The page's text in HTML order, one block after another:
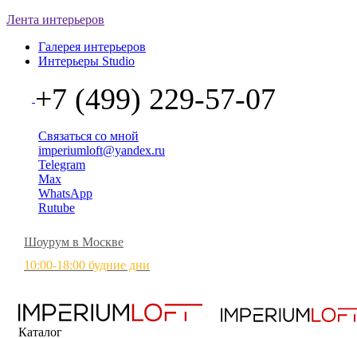
Лента интерьеров
Галерея интерьеров
Интерьеры Studio
+7 (499) 229-57-07
Связаться со мной
imperiumloft@yandex.ru
Telegram
Max
WhatsApp
Rutube
Шоурум в Москве
10:00-18:00 будние дни
Каталог